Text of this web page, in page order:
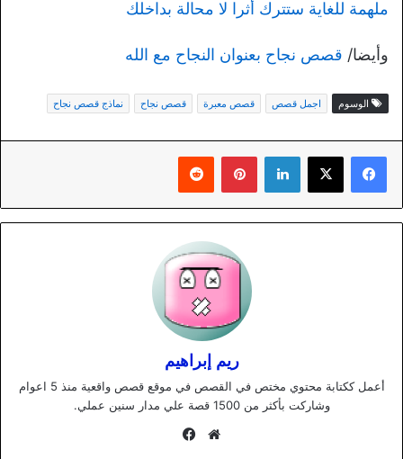
ملهمة للغاية ستترك أثرا لا محالة بداخلك
وأيضا/ قصص نجاح بعنوان النجاح مع الله
الوسوم اجمل قصص قصص معبرة قصص نجاح نماذج قصص نجاح
لينكدإن بينتيريست
ريم إبراهيم
أعمل ككتابة محتوي مختص في القصص في موقع قصص واقعية منذ 5 اعوام
وشاركت بأكثر من 1500 قصة علي مدار سنين عملي.
موقع